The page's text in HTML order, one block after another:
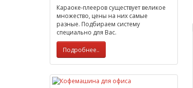
Караоке-плееров существует великое
множество, цены на них самые
разные. Подбираем систему
специально для Вас.
Подробнее..